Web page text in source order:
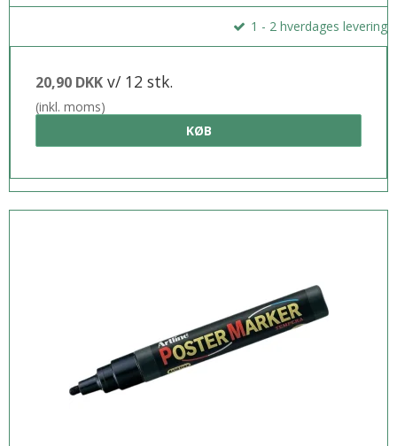
1 - 2 hverdages levering
20,90 DKK v/ 12 stk.
(inkl. moms)
KØB